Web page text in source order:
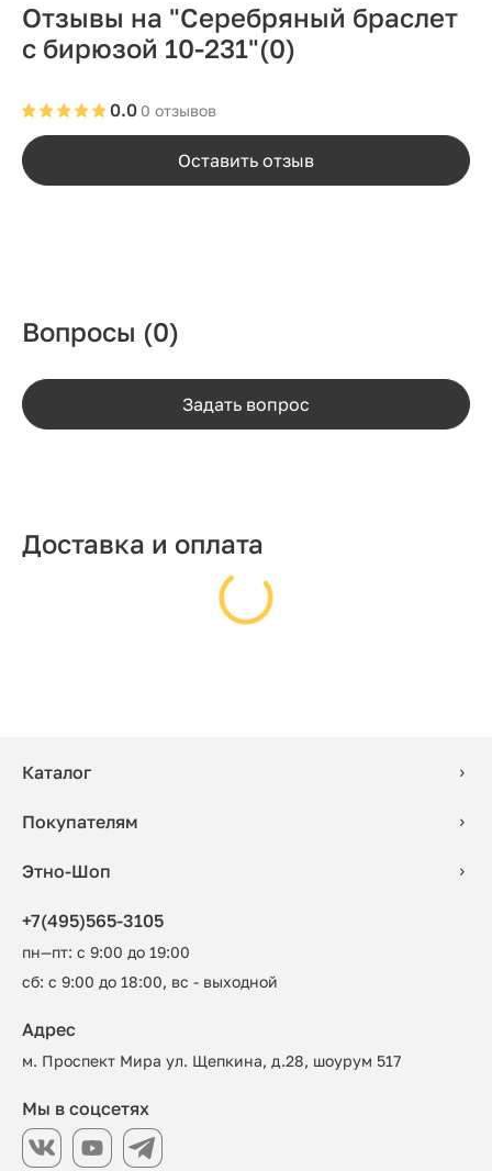
Отзывы на "Серебряный браслет
с бирюзой 10-231"(0)
0 отзывов
0.0
Оставить отзыв
Вопросы (0)
Задать вопрос
Доставка и оплата
Каталог
Покупателям
Этно-Шоп
+7(495)565-3105
пн—пт: с 9:00 до 19:00
сб: с 9:00 до 18:00, вс - выходной
Адрес
м. Проспект Мира ул. Щепкина, д.28, шоурум 517
Мы в соцсетях